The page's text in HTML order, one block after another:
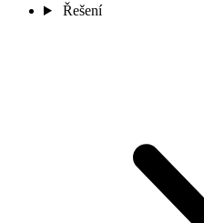
Řešení